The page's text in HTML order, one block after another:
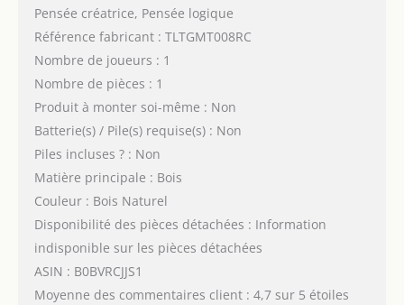
Pensée créatrice, Pensée logique
Référence fabricant : TLTGMT008RC
Nombre de joueurs : 1
Nombre de pièces : 1
Produit à monter soi-même : Non
Batterie(s) / Pile(s) requise(s) : Non
Piles incluses ? : Non
Matière principale : Bois
Couleur : Bois Naturel
Disponibilité des pièces détachées : Information
indisponible sur les pièces détachées
ASIN : B0BVRCJJS1
Moyenne des commentaires client : 4,7 sur 5 étoiles